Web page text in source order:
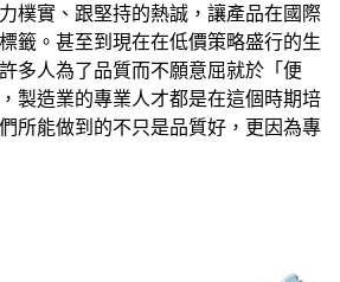
樸實、跟堅持的熱誠，讓產品在國際
籤。甚至到現在在低價策略盛行的生
多人為了品質而不願意屈就於「便
製造業的專業人才都是在這個時期培
所能做到的不只是品質好，更因為專